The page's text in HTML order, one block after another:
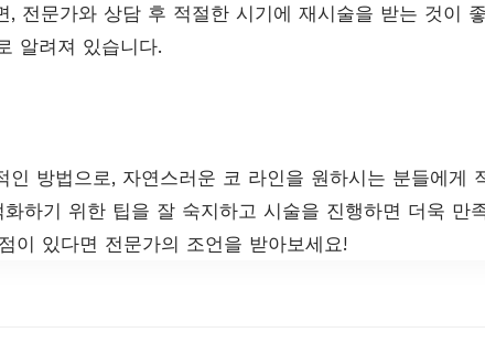
, 전문가와 상담 후 적절한 시기에 재시술을 받는 것이
알려져 있습니다.
인 방법으로, 자연스러운 코 라인을 원하시는 분들에게
하기 위한 팁을 잘 숙지하고 시술을 진행하면 더욱 만
이 있다면 전문가의 조언을 받아보세요!